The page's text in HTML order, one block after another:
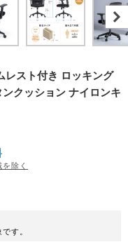
レスト付き ロッキング
クッション ナイロンキ
除く
す。